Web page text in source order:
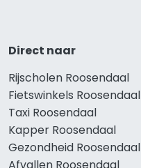
Direct naar
Rijscholen Roosendaal
Fietswinkels Roosendaal
Taxi Roosendaal
Kapper Roosendaal
Gezondheid Roosendaal